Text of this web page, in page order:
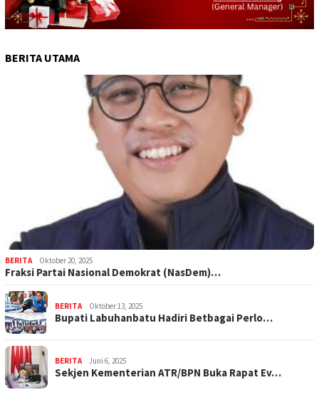
BERITA UTAMA
BERITA Oktober 20, 2025
Fraksi Partai Nasional Demokrat (NasDem)…
BERITA Oktober 13, 2025
Bupati Labuhanbatu Hadiri Betbagai Perlo…
BERITA Juni 6, 2025
Sekjen Kementerian ATR/BPN Buka Rapat Ev…